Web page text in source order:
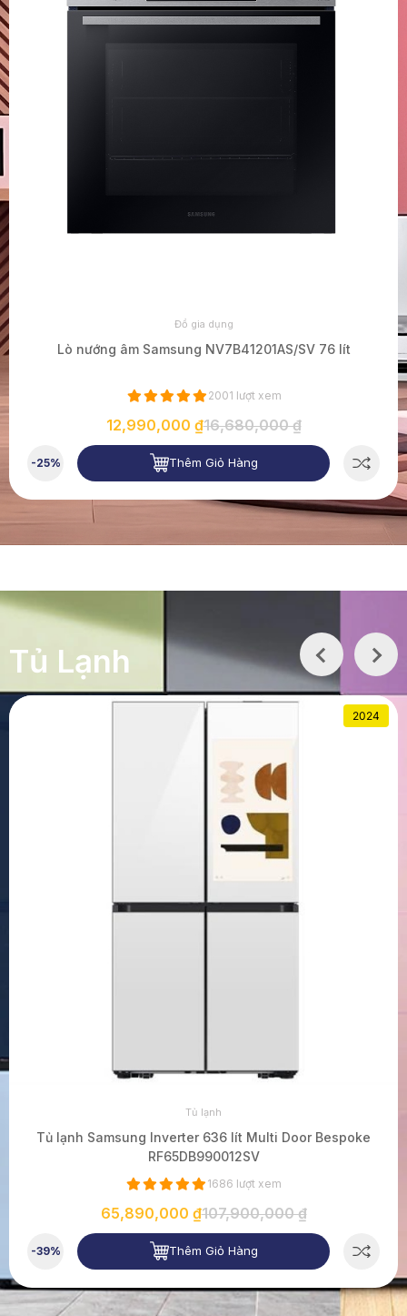
Đồ gia dụng
Lò nướng âm Samsung NV7B41201AS/SV 76 lít
2001 lượt xem
12,990,000 ₫16,680,000 ₫
-25% Thêm Giỏ Hàng
Tủ Lạnh
2024
Tủ lạnh
Tủ lạnh Samsung Inverter 636 lít Multi Door Bespoke
RF65DB990012SV
1686 lượt xem
65,890,000 ₫107,900,000 ₫
-39% Thêm Giỏ Hàng